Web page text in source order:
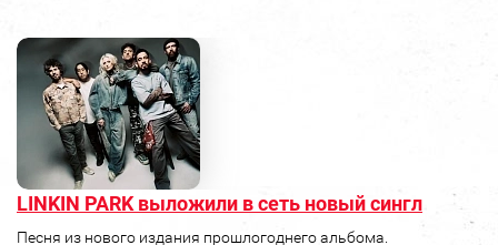
LINKIN PARK выложили в сеть новый сингл
Песня из нового издания прошлогоднего альбома.